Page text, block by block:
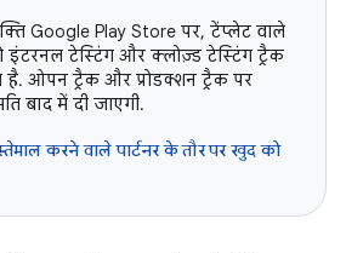
Google Play Store पर, टेंप्लेट वाले
इंटरनल टेस्टिंग और क्लोज़्ड टेस्टिंग ट्रैक
ओपन ट्रैक और प्रोडक्शन ट्रैक पर
बाद में दी जाएगी.
करने वाले पार्टनर के तौर पर खुद को